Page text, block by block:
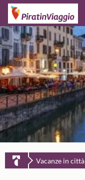
Vacanze in città